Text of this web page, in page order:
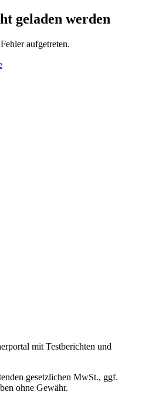
geladen werden
aufgetreten.
mit Testberichten und
gesetzlichen MwSt., ggf.
ohne Gewähr.